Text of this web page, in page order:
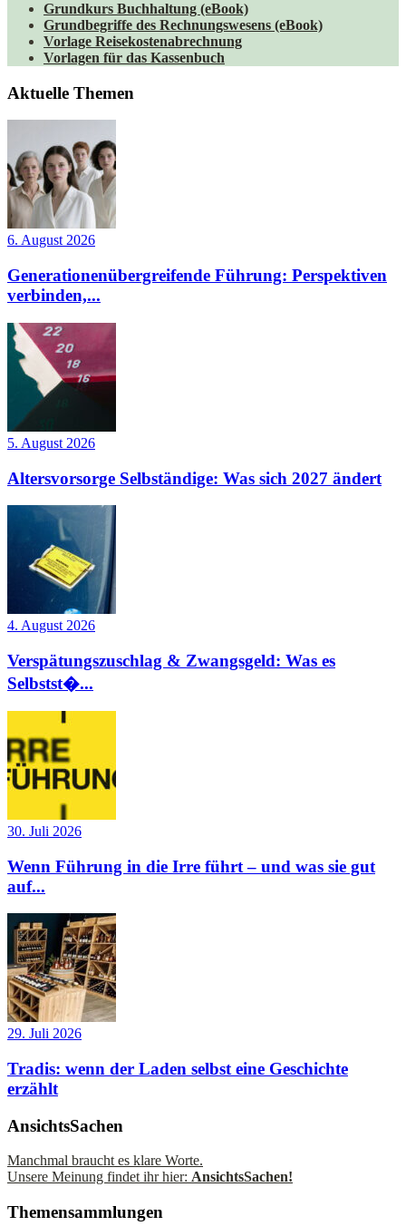
Grundkurs Buchhaltung (eBook)
Grundbegriffe des Rechnungswesens (eBook)
Vorlage Reisekostenabrechnung
Vorlagen für das Kassenbuch
Aktuelle Themen
6. August 2026
Generationenübergreifende Führung: Perspektiven
verbinden,...
5. August 2026
Altersvorsorge Selbständige: Was sich 2027 ändert
4. August 2026
Verspätungszuschlag & Zwangsgeld: Was es
Selbstst�...
30. Juli 2026
Wenn Führung in die Irre führt – und was sie gut
auf...
29. Juli 2026
Tradis: wenn der Laden selbst eine Geschichte
erzählt
AnsichtsSachen
Manchmal braucht es klare Worte.
Unsere Meinung findet ihr hier: AnsichtsSachen!
Themensammlungen